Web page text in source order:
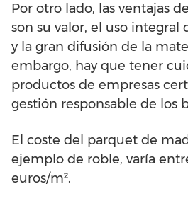
Por otro lado, las ventajas
son su valor, el uso integral
y la gran difusión de la
embargo, hay que tener
productos de empresas
gestión responsable de los
El coste del parquet de
ejemplo de roble, varía
euros/m².